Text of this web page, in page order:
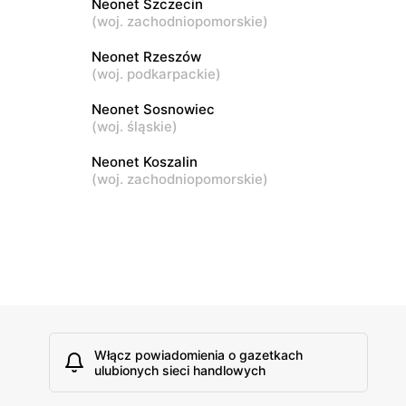
Neonet
Łomża al. Józefa Piłsudskiego 121
Neonet
Lubartów, ul. Lubelska 95b
Neonet Szczecin
(woj. zachodniopomorskie)
Neonet Rzeszów
(woj. podkarpackie)
Neonet Sosnowiec
(woj. śląskie)
Neonet Koszalin
(woj. zachodniopomorskie)
Włącz powiadomienia o gazetkach
ulubionych sieci handlowych